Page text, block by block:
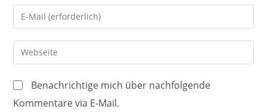
Namen
oder
Benutzernamen
zum
ein
Gib
deine
E-
Mail-
zum
Kommentieren
Gib
deine
Website-
URL
ein
Benachrichtige mich über nachfolgende
Kommentare via E-Mail.